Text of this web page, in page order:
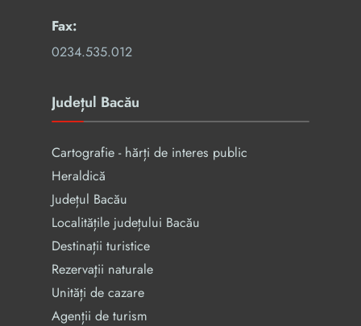
Fax:
0234.535.012
Județul Bacău
Cartografie - hărți de interes public
Heraldică
Județul Bacău
Localitățile județului Bacău
Destinații turistice
Rezervaţii naturale
Unități de cazare
Agenții de turism